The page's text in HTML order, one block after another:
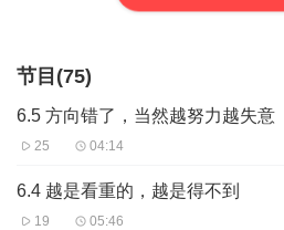
节目(75)
6.5 方向错了，当然越努力越失意
25 04:14
6.4 越是看重的，越是得不到
19 05:46